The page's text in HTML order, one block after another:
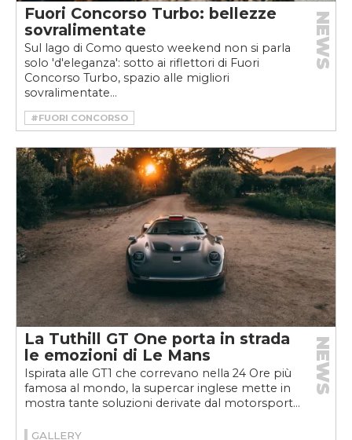
Fuori Concorso Turbo: bellezze
sovralimentate
Sul lago di Como questo weekend non si parla
solo 'd'eleganza': sotto ai riflettori di Fuori
Concorso Turbo, spazio alle migliori
sovralimentate...
NEWS
#FUORI CONCORSO
#FUORI CONCORSO 2021
#FUORI CONCORSO TURBO
#FUORI CONCORSO TURBO 2021
#JEAN ALESI
#LANCIA DELTA ECV2
#MARK WEBBER
#PORSCHE 911 GT1 STRASSENVERSION
#PORSCHE 956 GROUP C
La Tuthill GT One porta in strada
le emozioni di Le Mans
Ispirata alle GT1 che correvano nella 24 Ore più
famosa al mondo, la supercar inglese mette in
mostra tante soluzioni derivate dal motorsport...
NEWS
GALLERY